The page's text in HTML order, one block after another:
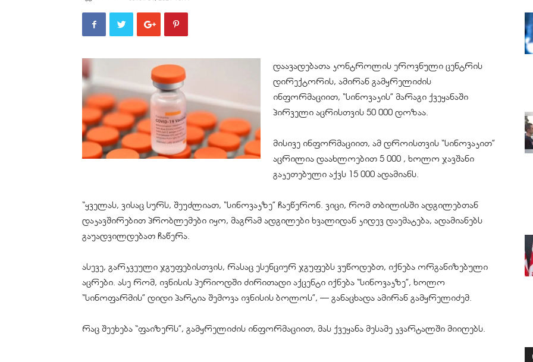
დაავადებათა კონტროლის ეროვნული ცენტრის
დირექტორის, ამირან გამყრელიძის
ინფორმაციით, “სინოვაკის” მარაგი ქვეყანაში
პირველი აცრისთვის 50 000 დოზაა.
მისივე ინფორმაციით, ამ დროისთვის “სინოვაკით”
აცრილია დაახლოებით 5 000 , ხოლო ჯავშანი
გაკეთებული აქვს 15 000 ადამიანს.
“ყველას, ვისაც სურს, შეუძლიათ, “სინოვაკზე” ჩაეწერონ. ვიცი, რომ თბილისში ადგილებთან
დაკავშირებით პრობლემები იყო, მაგრამ ადგილები ხვალიდან კიდევ დაემატება, ადამიანებს
გაუადვილდებათ ჩაწერა.
ასევე, გარკვეული ჯგუფებისთვის, რასაც ესენციურ ჯგუფებს ვუწოდებთ, იქნება ორგანიზებული
აცრები. ასე რომ, ივნისის პერიოდში ძირითადი აქცენტი იქნება “სინოვაკზე”, ხოლო
“სინოფარმის” დიდი პარტია შემოვა ივნისის ბოლოს”, — განაცხადა ამირან გამყრელიძემ.
რაც შეეხება “ფაიზერს”, გამყრელიძის ინფორმაციით, მას ქვეყანა მესამე კვარტალში მიიღებს.